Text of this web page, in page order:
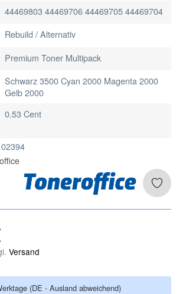
44469803 44469706 44469705 44469704
Rebuild / Alternativ
Premium Toner Multipack
Schwarz 3500 Cyan 2000 Magenta 2000
Gelb 2000
0.53 Cent
Versand
(DE - Ausland abweichend)